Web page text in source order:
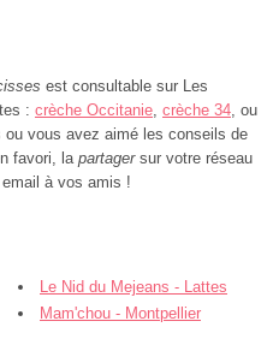
est consultable sur Les
: crèche Occitanie crèche 34 , ou
ou vous avez aimé les conseils de
favori, la partagersur votre réseau
à vos amis !
Le Nid du Mejeans - Lattes
Mam'chou - Montpellier